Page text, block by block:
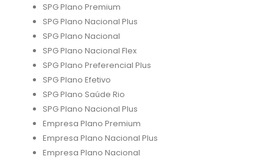
SPG Plano Premium
SPG Plano Nacional Plus
SPG Plano Nacional
SPG Plano Nacional Flex
SPG Plano Preferencial Plus
SPG Plano Efetivo
SPG Plano Saúde Rio
SPG Plano Nacional Plus
Empresa Plano Premium
Empresa Plano Nacional Plus
Empresa Plano Nacional